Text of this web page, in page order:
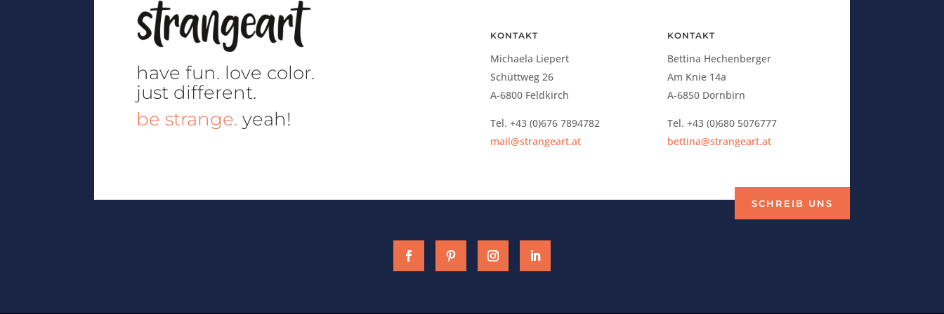
have fun. love color.
just different.
be strange.yeah!
KONTAKT
Michaela Liepert
Schüttweg 26
A-6800 Feldkirch
Tel. +43 (0)676 7894782
mail@strangeart.at
KONTAKT
Bettina Hechenberger
Am Knie 14a
A-6850 Dornbirn
Tel. +43 (0)680 5076777
bettina@strangeart.at
SCHREIB UNS